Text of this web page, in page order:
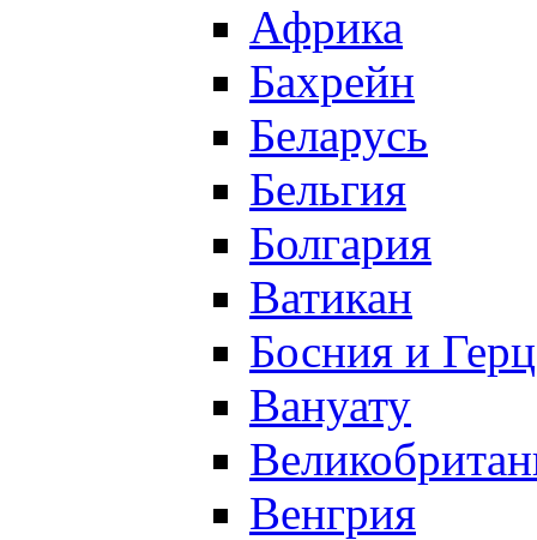
Африка
Бахрейн
Беларусь
Бельгия
Болгария
Ватикан
Босния и
Вануату
Венгрия